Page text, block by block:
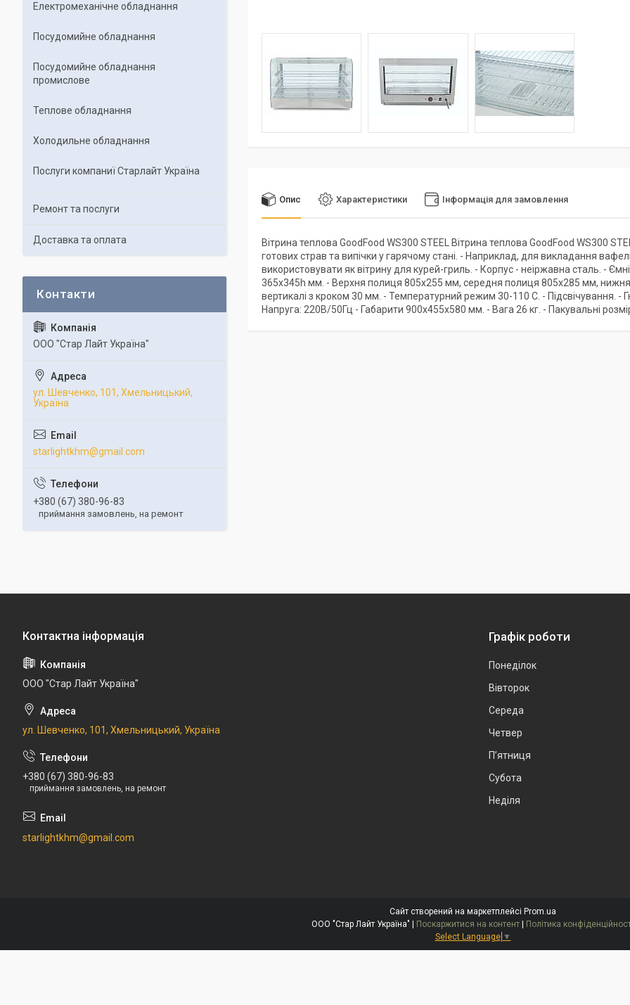
Опис Характеристики Інформація для замовлення
Вітрина теплова GoodFood WS300 STEEL Вітрина теплова GoodFood WS300
готових страв та випічки у гарячому стані. - Наприклад, для викладання
використовувати як вітрину для курей-гриль. - Корпус - неіржавна сталь. -
365х345h мм. - Верхня полиця 805х255 мм, середня полиця 805х285 мм,
вертикалі з кроком 30 мм. - Температурний режим 30-110 С. - Підсвічування. -
Напруга: 220В/50Гц - Габарити 900х455х580 мм. - Вага 26 кг. - Пакувальні
Електромеханічне обладнання
Посудомийне обладнання
Посудомийне обладнання
промислове
Теплове обладнання
Холодильне обладнання
Послуги компаниї Старлайт Україна
Ремонт та послуги
Доставка та оплата
ООО "Стар Лайт Україна"
ул. Шевченко, 101, Хмельницький,
Україна
starlightkhm@gmail.com
+380 (67) 380-96-83
приймання замовлень, на ремонт
ООО "Стар Лайт Україна"
ул. Шевченко, 101, Хмельницький, Україна
+380 (67) 380-96-83
приймання замовлень, на ремонт
starlightkhm@gmail.com
Графік роботи
Понеділок
Вівторок
Середа
Четвер
Пʼятниця
Субота
Неділя
Сайт створений на маркетплейсі Prom.ua
ООО "Стар Лайт Україна" | Поскаржитися на контент | Політика
Select Language ▼